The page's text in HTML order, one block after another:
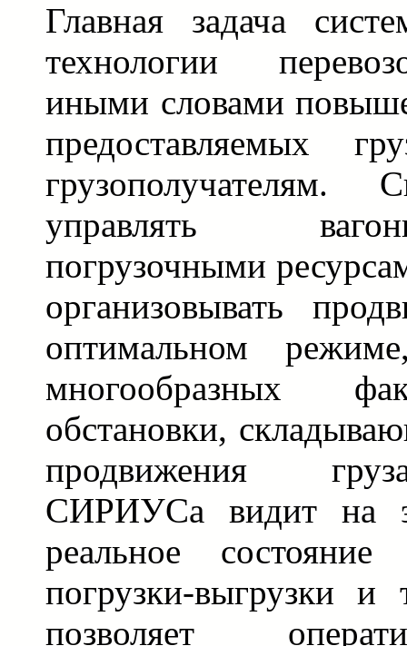
Главная задача
технологии
иными словами
предоставляемых
грузополучателям.
управлять
погрузочными
организовывать
оптимальном
многообразных
обстановки,
продвижения
СИРИУСа видит на
реальное
погрузки-выгрузки
позволяет